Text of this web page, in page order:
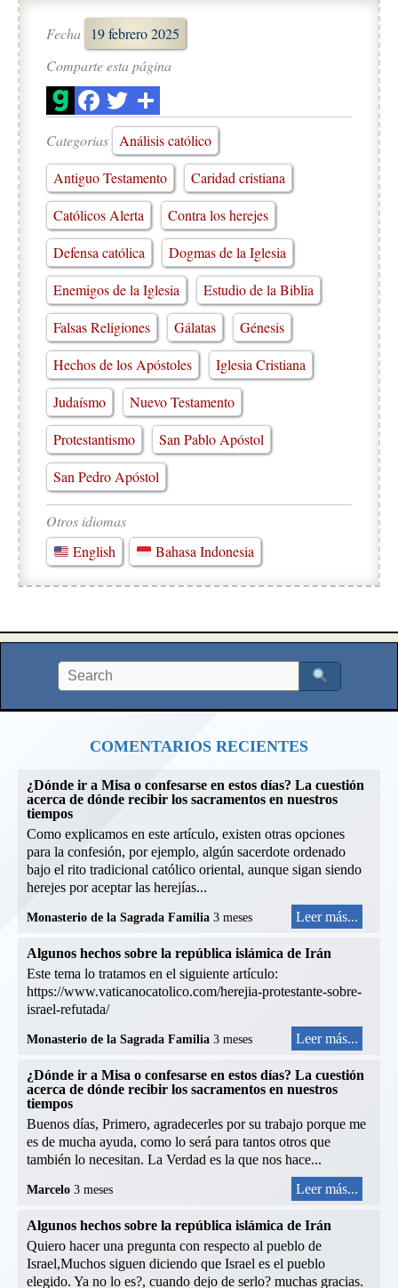
Fecha
19 febrero 2025
Comparte esta página
Categorias
Análisis católico
Antiguo Testamento
Caridad cristiana
Católicos Alerta
Contra los herejes
Defensa católica
Dogmas de la Iglesia
Enemigos de la Iglesia
Estudio de la Biblia
Falsas Religiones
Gálatas
Génesis
Hechos de los Apóstoles
Iglesia Cristiana
Judaísmo
Nuevo Testamento
Protestantismo
San Pablo Apóstol
San Pedro Apóstol
Otros idiomas
English
Bahasa Indonesia
COMENTARIOS RECIENTES
¿Dónde ir a Misa o confesarse en estos días? La cuestión
acerca de dónde recibir los sacramentos en nuestros
tiempos
Como explicamos en este artículo, existen otras opciones
para la confesión, por ejemplo, algún sacerdote ordenado
bajo el rito tradicional católico oriental, aunque sigan siendo
herejes por aceptar las herejías...
Monasterio de la Sagrada Familia 3 meses Leer más...
Algunos hechos sobre la república islámica de Irán
Este tema lo tratamos en el siguiente artículo:
https://www.vaticanocatolico.com/herejia-protestante-sobre-
israel-refutada/
Monasterio de la Sagrada Familia 3 meses Leer más...
¿Dónde ir a Misa o confesarse en estos días? La cuestión
acerca de dónde recibir los sacramentos en nuestros
tiempos
Buenos días, Primero, agradecerles por su trabajo porque me
es de mucha ayuda, como lo será para tantos otros que
también lo necesitan. La Verdad es la que nos hace...
Marcelo 3 meses Leer más...
Algunos hechos sobre la república islámica de Irán
Quiero hacer una pregunta con respecto al pueblo de
Israel,Muchos siguen diciendo que Israel es el pueblo
elegido. Ya no lo es?, cuando dejo de serlo? muchas gracias.